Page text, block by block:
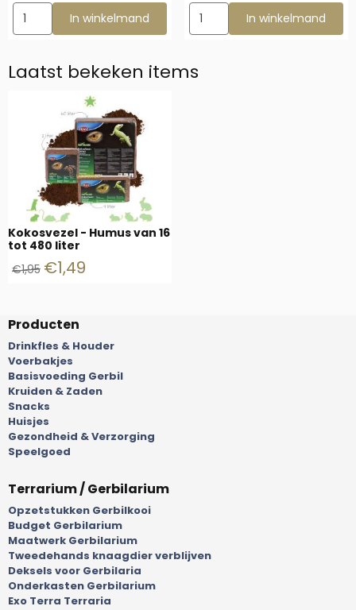
Aantal kiezen voor Cotton Carefresh 20 liter
In winkelmand
Aantal kiezen voor Barn-I
In winkelmand
Laatst bekeken items
Kokosvezel - Humus van 16
tot 480 liter
€1,95 €1,49
Producten
Drinkfles & Houder
Voerbakjes
Basisvoeding Gerbil
Kruiden & Zaden
Snacks
Huisjes
Gezondheid & Verzorging
Speelgoed
Terrarium / Gerbilarium
Opzetstukken Gerbilkooi
Budget Gerbilarium
Maatwerk Gerbilarium
Tweedehands knaagdier verblijven
Deksels voor Gerbilaria
Onderkasten Gerbilarium
Exo Terra Terraria